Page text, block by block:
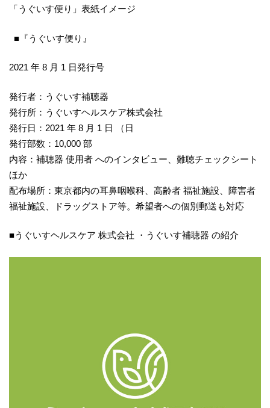
「うぐいす便り」表紙イメージ
■『うぐいす便り』
2021 年 8 月 1 日発行号
発行者：うぐいす補聴器
発行所：うぐいすヘルスケア株式会社
発行日：2021 年 8 月 1 日 （日
発行部数：10,000 部
内容：補聴器 使用者 へのインタビュー、難聴チェックシート
ほか
配布場所：東京都内の耳鼻咽喉科、高齢者 福祉施設、障害者
福祉施設、ドラッグストア等。希望者への個別郵送も対応
■うぐいすヘルスケア 株式会社 ・うぐいす補聴器 の紹介